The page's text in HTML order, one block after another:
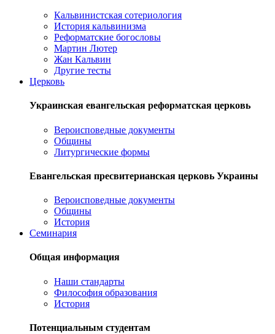
Кальвинистская сотериология
История кальвинизма
Реформатские богословы
Мартин Лютер
Жан Кальвин
Другие тесты
Церковь
Украинская евангельская реформатская церковь
Вероисповедные документы
Общины
Литургические формы
Евангельская пресвитерианская церковь Украины
Вероисповедные документы
Общины
История
Семинария
Общая информация
Наши стандарты
Философия образования
История
Потенциальным студентам